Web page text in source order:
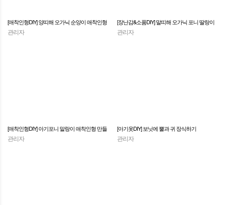
[애착인형DIY] 양띠해 오가닉 순양이 애착인형
만들기
관리자
[장난감&소품DIY] 말띠해 오가닉 포니 딸랑이
만들기
관리자
[애착인형DIY] 아기포니 말랑이 애착인형 만들
기
관리자
[아기옷DIY] 보닛에 뿔과 귀 장식하기
관리자